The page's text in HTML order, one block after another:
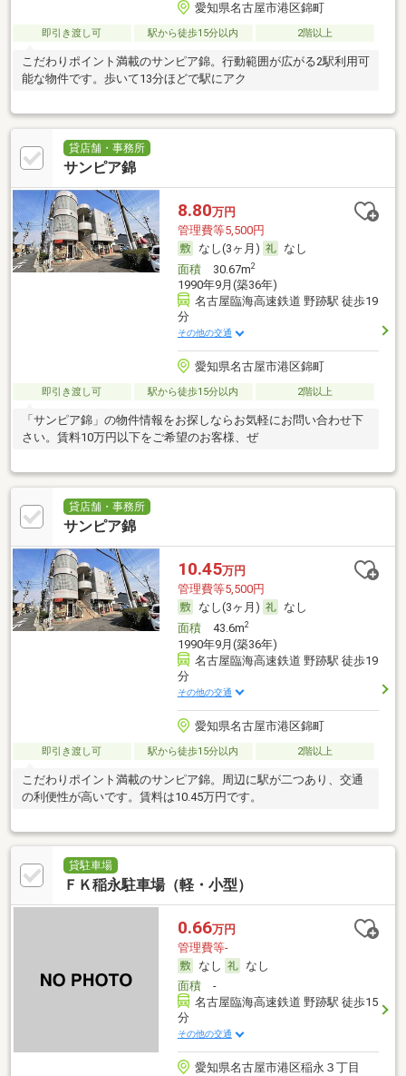
愛知県名古屋市港区錦町
即引き渡し可 駅から徒歩15分以内 2階以上
こだわりポイント満載のサンピア錦。行動範囲が広がる2駅利用可
能な物件です。歩いて13分ほどで駅にアク
貸店舗・事務所
サンピア錦
8.80万円
管理費等5,500円
なし(3ヶ月)
なし
面積30.67m2
1990年9月(築36年)
名古屋臨海高速鉄道 野跡駅 徒歩19
分
その他の交通
愛知県名古屋市港区錦町
即引き渡し可 駅から徒歩15分以内 2階以上
「サンピア錦」の物件情報をお探しならお気軽にお問い合わせ下
さい。賃料10万円以下をご希望のお客様、ぜ
貸店舗・事務所
サンピア錦
10.45万円
管理費等5,500円
なし(3ヶ月)
なし
面積43.6m2
1990年9月(築36年)
名古屋臨海高速鉄道 野跡駅 徒歩19
分
その他の交通
愛知県名古屋市港区錦町
即引き渡し可 駅から徒歩15分以内 2階以上
こだわりポイント満載のサンピア錦。周辺に駅が二つあり、交通
の利便性が高いです。賃料は10.45万円です。
貸駐車場
ＦＫ稲永駐車場（軽・小型）
0.66万円
管理費等-
なし
なし
面積-
名古屋臨海高速鉄道 野跡駅 徒歩15
分
その他の交通
愛知県名古屋市港区稲永３丁目